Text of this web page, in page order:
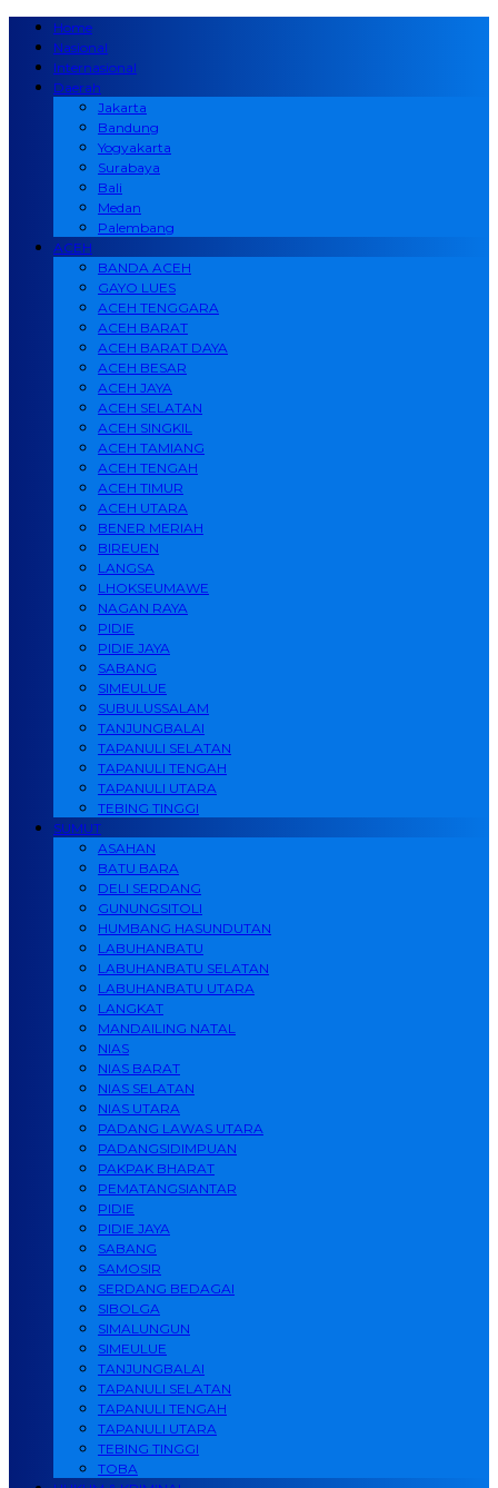
Home
Nasional
Internasional
Daerah
Jakarta
Bandung
Yogyakarta
Surabaya
Bali
Medan
Palembang
ACEH
BANDA ACEH
GAYO LUES
ACEH TENGGARA
ACEH BARAT
ACEH BARAT DAYA
ACEH BESAR
ACEH JAYA
ACEH SELATAN
ACEH SINGKIL
ACEH TAMIANG
ACEH TENGAH
ACEH TIMUR
ACEH UTARA
BENER MERIAH
BIREUEN
LANGSA
LHOKSEUMAWE
NAGAN RAYA
PIDIE
PIDIE JAYA
SABANG
SIMEULUE
SUBULUSSALAM
TANJUNGBALAI
TAPANULI SELATAN
TAPANULI TENGAH
TAPANULI UTARA
TEBING TINGGI
SUMUT
ASAHAN
BATU BARA
DELI SERDANG
GUNUNGSITOLI
HUMBANG HASUNDUTAN
LABUHANBATU
LABUHANBATU SELATAN
LABUHANBATU UTARA
LANGKAT
MANDAILING NATAL
NIAS
NIAS BARAT
NIAS SELATAN
NIAS UTARA
PADANG LAWAS UTARA
PADANGSIDIMPUAN
PAKPAK BHARAT
PEMATANGSIANTAR
PIDIE
PIDIE JAYA
SABANG
SAMOSIR
SERDANG BEDAGAI
SIBOLGA
SIMALUNGUN
SIMEULUE
TANJUNGBALAI
TAPANULI SELATAN
TAPANULI TENGAH
TAPANULI UTARA
TEBING TINGGI
TOBA